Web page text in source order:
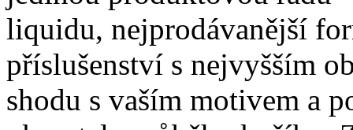
liquidu, nejprodávanější
příslušenství s nejvyšším
shodu s vaším motivem a